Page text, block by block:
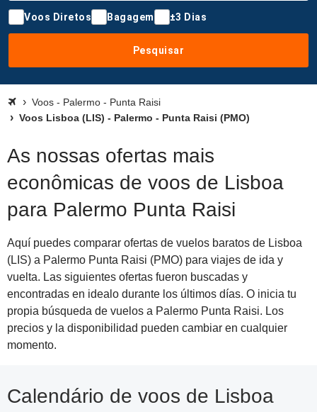
Voos Diretos Bagagem ±3 Dias
Pesquisar
Voos - Palermo - Punta Raisi
Voos Lisboa (LIS) - Palermo - Punta Raisi (PMO)
As nossas ofertas mais
econômicas de voos de Lisboa
para Palermo Punta Raisi
Aquí puedes comparar ofertas de vuelos baratos de Lisboa
(LIS) a Palermo Punta Raisi (PMO) para viajes de ida y
vuelta. Las siguientes ofertas fueron buscadas y
encontradas en idealo durante los últimos días. O inicia tu
propia búsqueda de vuelos a Palermo Punta Raisi. Los
precios y la disponibilidad pueden cambiar en cualquier
momento.
Calendário de voos de Lisboa